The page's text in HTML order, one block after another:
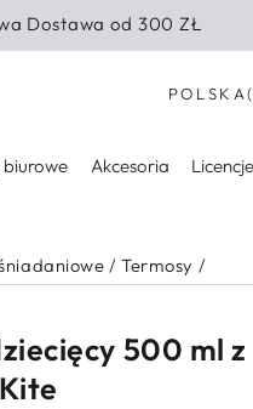
Dostawa od 300 ZŁ
Akcesoria Licencje
Kraj/region
POLSKA
/ Termosy /
500 ml